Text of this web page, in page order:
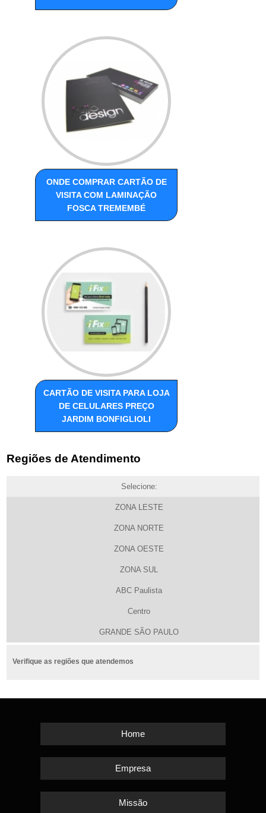
ONDE COMPRAR CARTÃO DE
VISITA COM LAMINAÇÃO
FOSCA TREMEMBÉ
CARTÃO DE VISITA PARA LOJA
DE CELULARES PREÇO
JARDIM BONFIGLIOLI
Regiões de Atendimento
Selecione:
ZONA LESTE
ZONA NORTE
ZONA OESTE
ZONA SUL
ABC Paulista
Centro
GRANDE SÃO PAULO
Verifique as regiões que atendemos
Home
Empresa
Missão